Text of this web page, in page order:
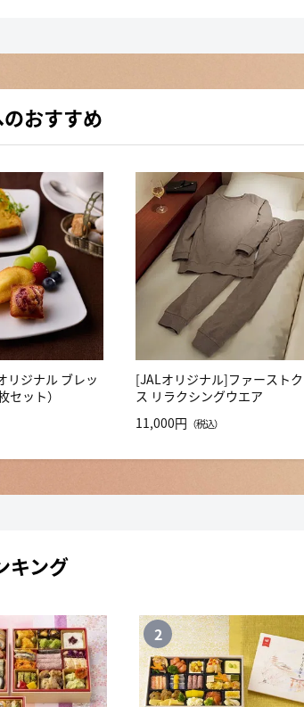
おすすめ
リジナル ブレッ
セット）
[JALオリジナル]ファースト
ス リラクシングウエア
11,000円 （税込）
キング
2